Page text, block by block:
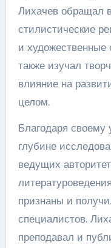
Лихачев обращал
стилистические
и художественные
также изучал
влияние на
целом.
Благодаря своему
глубине
ведущих
признаны и
специалистов.
преподавал и